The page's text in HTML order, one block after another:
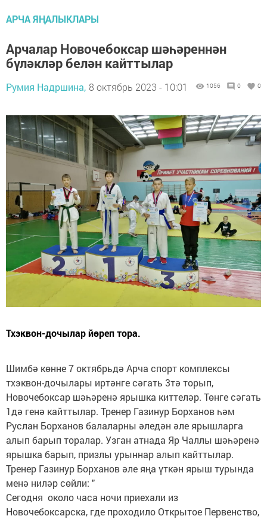
АРЧА ЯҢАЛЫКЛАРЫ
Арчалар Новочебоксар шәһәреннән
бүләкләр белән кайттылар
Румия Надршина, 8 октябрь 2023 - 10:01 1056 0 0
Тхэквон-дочылар йөреп тора.
Шимбә көнне 7 октябрьдә Арча спорт комплексы
тхэквон-дочылары иртәнге сәгать 3тә торып,
Новочебоксар шәһәренә ярышка киттеләр. Төнге сәгать
1дә генә кайттылар. Тренер Газинур Борханов һәм
Руслан Борханов балаларны әледән әле ярышларга
алып барып торалар. Узган атнада Яр Чаллы шәһәренә
ярышка барып, призлы урыннар алып кайттылар.
Тренер Газинур Борханов әле яңа үткән ярыш турында
менә ниләр сөйли: "
Сегодня около часа ночи приехали из
Новочебоксарска, где проходило Открытое Первенство,